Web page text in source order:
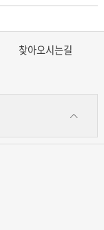
찾아오시는길